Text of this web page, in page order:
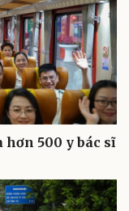
hơn 500 y bác sĩ